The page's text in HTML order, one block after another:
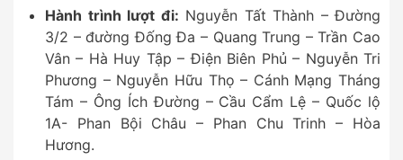
Hành trình lượt đi: Nguyễn Tất Thành – Đường
3/2 – đường Đống Đa – Quang Trung – Trần Cao
Vân – Hà Huy Tập – Điện Biên Phủ – Nguyễn Tri
Phương – Nguyễn Hữu Thọ – Cánh Mạng Tháng
Tám – Ông Ích Đường – Cầu Cẩm Lệ – Quốc lộ
1A- Phan Bội Châu – Phan Chu Trinh – Hòa
Hương.